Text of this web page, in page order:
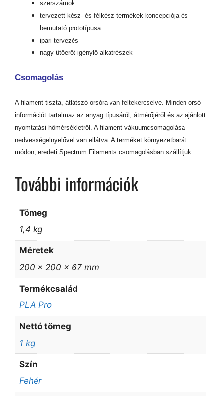
szerszámok
tervezett kész- és félkész termékek koncepciója és
bemutató prototípusa
ipari tervezés
nagy ütőerőt igénylő alkatrészek
Csomagolás
A filament tiszta, átlátszó orsóra van feltekercselve. Minden orsó
információt tartalmaz az anyag típusáról, átmérőjéről és az ajánlott
nyomtatási hőmérsékletről. A filament vákuumcsomagolása
nedvességelnyelővel van ellátva. A terméket környezetbarát
módon, eredeti Spectrum Filaments csomagolásban szállítjuk.
További információk
Tömeg
1,4 kg
Méretek
200 × 200 × 67 mm
Termékcsalád
PLA Pro
Nettó tömeg
1 kg
Szín
Fehér